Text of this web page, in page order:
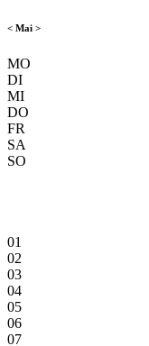
< Mai >
MO
DI
MI
DO
FR
SA
SO
01
02
03
04
05
06
07